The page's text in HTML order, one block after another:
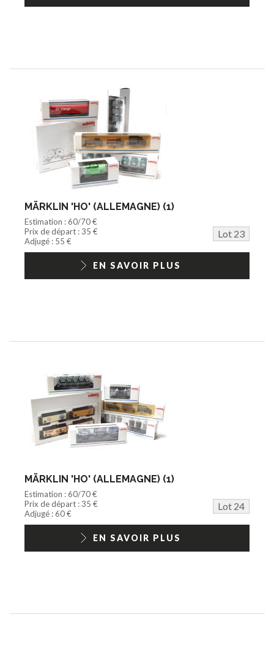
MÄRKLIN 'HO' (ALLEMAGNE) (1)
Estimation : 60/70 €
Prix de départ : 35 €
Lot 23
Adjugé : 55 €
EN SAVOIR PLUS
MÄRKLIN 'HO' (ALLEMAGNE) (1)
Estimation : 60/70 €
Prix de départ : 35 €
Lot 24
Adjugé : 60 €
EN SAVOIR PLUS